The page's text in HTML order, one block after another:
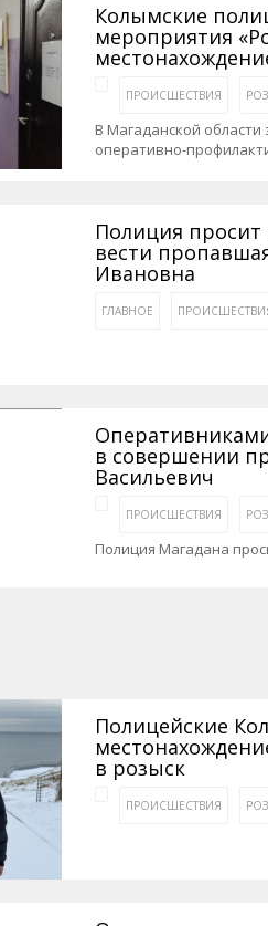
Колымские
мероприятия
ПРОИСШЕСТВИЯ
В Магаданской
оперативно-
Полиция просит
вести
Ивановна
ГЛАВНОЕ
в совершении
Васильевич
ПРОИСШЕСТВИЯ
Полиция Магадана
Полицейские
в розыск
ПРОИСШЕСТВИЯ